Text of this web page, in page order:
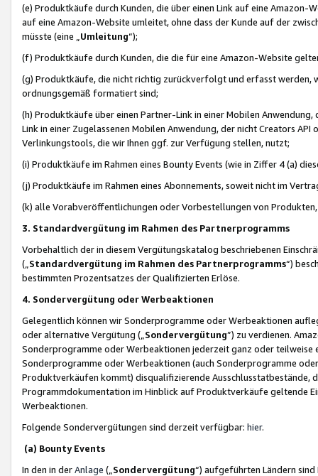
(e) Produktkäufe durch Kunden, die über einen Link auf eine
auf eine Amazon-Website umleitet, ohne dass der Kunde auf der
müsste (eine „ Umleitung“);
(f) Produktkäufe durch Kunden, die die für eine Amazon-Website
(g) Produktkäufe, die nicht richtig zurückverfolgt und erfasst werden,
ordnungsgemäß formatiert sind;
(h) Produktkäufe über einen Partner-Link in einer Mobilen
Link in einer Zugelassenen Mobilen Anwendung, der nicht Creators
Verlinkungstools, die wir Ihnen ggf. zur Verfügung stellen, nutzt;
(i) Produktkäufe im Rahmen eines Bounty Events (wie in Ziffer 4 (a)
(j) Produktkäufe im Rahmen eines Abonnements, soweit nicht im
(k) alle Vorabveröffentlichungen oder Vorbestellungen von
3. Standardvergütung im Rahmen des Partnerprogramms
Vorbehaltlich der in diesem Vergütungskatalog beschriebenen
(„ Standardvergütung im Rahmen des Partnerprogramms“)
bestimmten Prozentsatzes der Qualifizierten Erlöse.
4. Sondervergütung oder Werbeaktionen
Gelegentlich können wir Sonderprogramme oder Werbeaktionen
oder alternative Vergütung („ Sondervergütung”) zu verdienen.
Sonderprogramme oder Werbeaktionen jederzeit ganz oder
Sonderprogramme oder Werbeaktionen (auch Sonderprogramme
Produktverkäufen kommt) disqualifizierende Ausschlusstatbestände,
Programmdokumentation im Hinblick auf Produktverkäufe geltende
Werbeaktionen.
Folgende Sondervergütungen sind derzeit verfügbar: hier.
(a) Bounty Events
In den in derAnlage („ Sondervergütung“) aufgeführten Ländern